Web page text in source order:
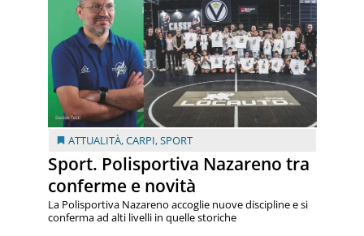
ATTUALITÀ,CARPI,SPORT
Sport. Polisportiva Nazareno tra
conferme e novità
La Polisportiva Nazareno accoglie nuove discipline e si
conferma ad alti livelli in quelle storiche